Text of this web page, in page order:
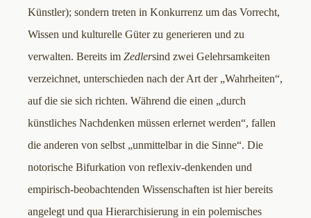
Künstler); sondern treten in Konkurrenz um das Vorrecht,
Wissen und kulturelle Güter zu generieren und zu
verwalten. Bereits im Zedlersind zwei Gelehrsamkeiten
verzeichnet, unterschieden nach der Art der „Wahrheiten“,
auf die sie sich richten. Während die einen „durch
künstliches Nachdenken müssen erlernet werden“, fallen
die anderen von selbst „unmittelbar in die Sinne“. Die
notorische Bifurkation von reflexiv-denkenden und
empirisch-beobachtenden Wissenschaften ist hier bereits
angelegt und qua Hierarchisierung in ein polemisches